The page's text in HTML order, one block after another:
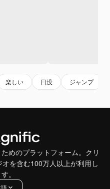
楽しい 日没 ジャンプ
めのプラットフォーム。クリ
を含む100万人以上が利用し
。